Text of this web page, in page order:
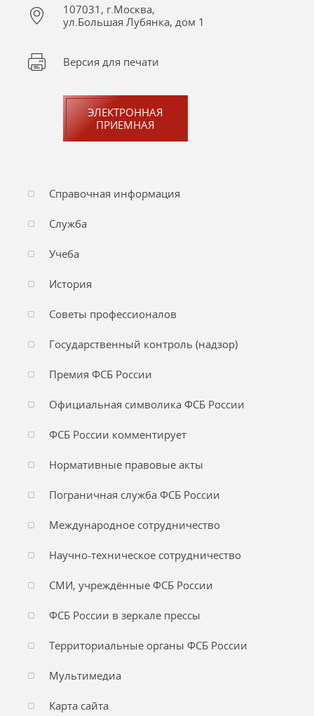
107031, г.Москва,
ул.Большая Лубянка, дом 1
Версия для печати
ЭЛЕКТРОННАЯ
ПРИЕМНАЯ
Справочная информация
Служба
Учеба
История
Советы профессионалов
Государственный контроль (надзор)
Премия ФСБ России
Официальная символика ФСБ России
ФСБ России комментирует
Нормативные правовые акты
Пограничная служба ФСБ России
Международное сотрудничество
Научно-техническое сотрудничество
СМИ, учреждённые ФСБ России
ФСБ России в зеркале прессы
Территориальные органы ФСБ России
Мультимедиа
Карта сайта